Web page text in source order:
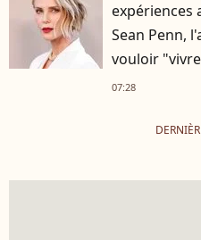
expériences
Sean Penn,
vouloir
07:28